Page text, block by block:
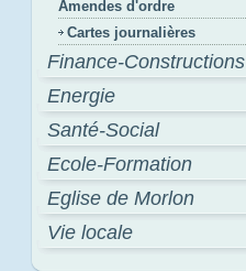
Amendes d'ordre
Cartes journalières
Finance-Constructions
Energie
Santé-Social
Ecole-Formation
Eglise de Morlon
Vie locale